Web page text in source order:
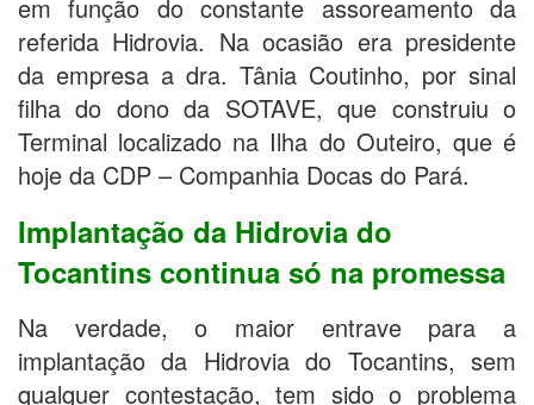
em função do constante assoreamento da
referida Hidrovia. Na ocasião era presidente
da empresa a dra. Tânia Coutinho, por sinal
filha do dono da SOTAVE, que construiu o
Terminal localizado na Ilha do Outeiro, que é
hoje da CDP – Companhia Docas do Pará.
Implantação da Hidrovia do
Tocantins continua só na promessa
Na verdade, o maior entrave para a
implantação da Hidrovia do Tocantins, sem
qualquer contestação, tem sido o problema